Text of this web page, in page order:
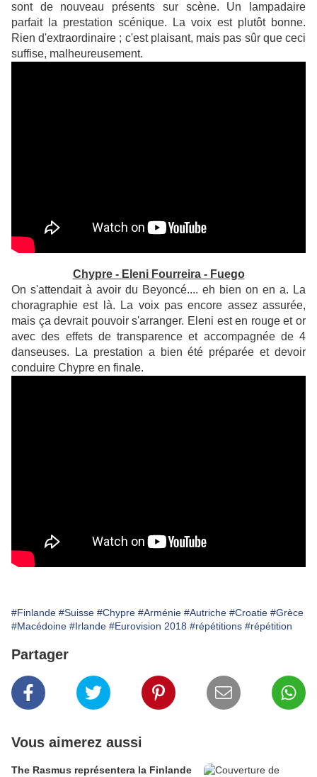
sont de nouveau présents sur scène. Un lampadaire
parfait la prestation scénique. La voix est plutôt bonne.
Rien d'extraordinaire ; c'est plaisant, mais pas sûr que ceci
suffise, malheureusement.
Chypre - Eleni Fourreira - Fuego
On s'attendait à avoir du Beyoncé.... eh bien on en a. La
choragraphie est là. La voix pas encore assez assurée,
mais ça devrait pouvoir s'arranger. Eleni est en rouge et or
avec des effets de transparence et accompagnée de 4
danseuses. La prestation a bien été préparée et devoir
conduire Chypre en finale.
#Finlande #Suisse #Chypre #Arménie #Autriche #Croatie #Grèce
#Macédoine #Irlande #Eurovision 2018 #répétitions #répétition
Partager
Vous aimerez aussi
The Rasmus représentera la Finlande